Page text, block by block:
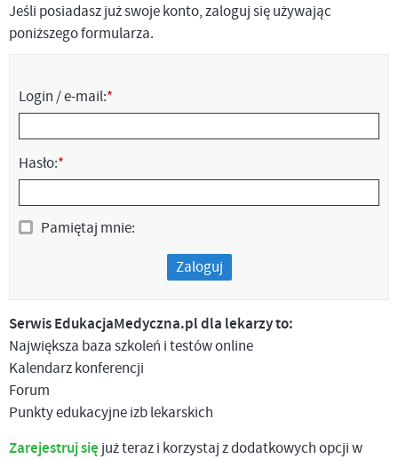
Jeśli posiadasz już swoje konto, zaloguj się używając
poniższego formularza.
Login / e-mail:*
Hasło:*
Pamiętaj mnie:
Zaloguj
Serwis EdukacjaMedyczna.pl dla lekarzy to:
Największa baza szkoleń i testów online
Kalendarz konferencji
Forum
Punkty edukacyjne izb lekarskich
Zarejestruj się już teraz i korzystaj z dodatkowych opcji w